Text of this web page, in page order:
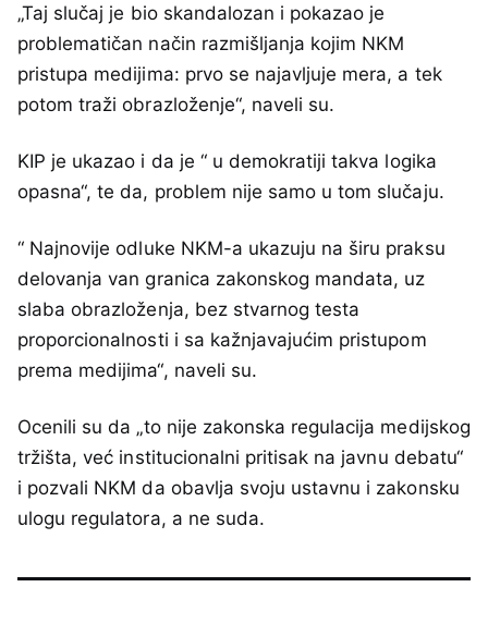
„Taj slučaj je bio skandalozan i pokazao je
problematičan način razmišljanja kojim NKM
pristupa medijima: prvo se najavljuje mera, a tek
potom traži obrazloženje“, naveli su.
KIP je ukazao i da je “ u demokratiji takva logika
opasna“, te da, problem nije samo u tom slučaju.
“ Najnovije odluke NKM-a ukazuju na širu praksu
delovanja van granica zakonskog mandata, uz
slaba obrazloženja, bez stvarnog testa
proporcionalnosti i sa kažnjavajućim pristupom
prema medijima“, naveli su.
Ocenili su da „to nije zakonska regulacija medijskog
tržišta, već institucionalni pritisak na javnu debatu“
i pozvali NKM da obavlja svoju ustavnu i zakonsku
ulogu regulatora, a ne suda.